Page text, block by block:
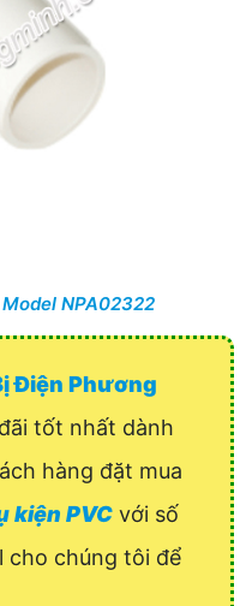
NPA02322
Điện Phương
tốt nhất dành
hàng đặt mua
kiện PVC với số
cho chúng tôi để